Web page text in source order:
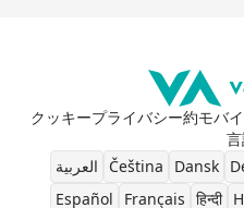
クッキープライバシー約モバ
العربية
Čeština Dansk
Español
Français हिन्दी